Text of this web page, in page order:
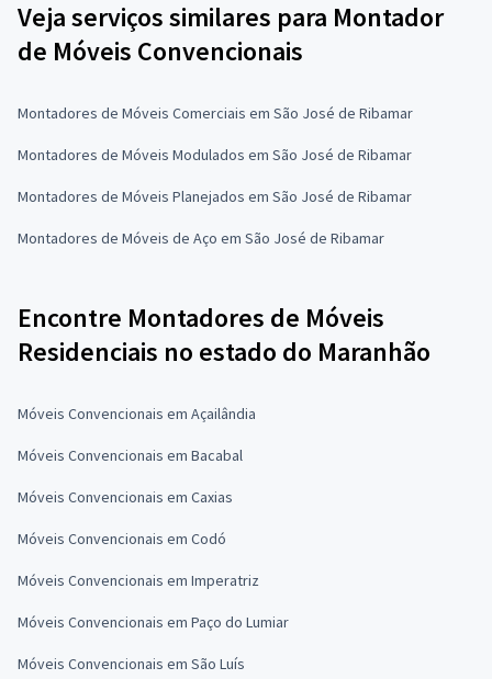
Veja serviços similares para Montador
de Móveis Convencionais
Montadores de Móveis Comerciais em São José de Ribamar
Montadores de Móveis Modulados em São José de Ribamar
Montadores de Móveis Planejados em São José de Ribamar
Montadores de Móveis de Aço em São José de Ribamar
Encontre Montadores de Móveis
Residenciais no estado do Maranhão
Móveis Convencionais em Açailândia
Móveis Convencionais em Bacabal
Móveis Convencionais em Caxias
Móveis Convencionais em Codó
Móveis Convencionais em Imperatriz
Móveis Convencionais em Paço do Lumiar
Móveis Convencionais em São Luís